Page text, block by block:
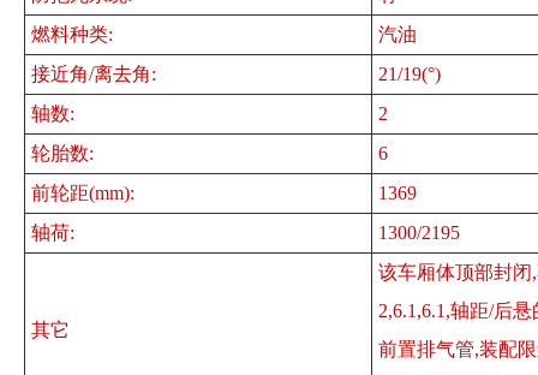
燃料种类:
汽油
接近角/离去角:
21/19(°)
轴数:
2
轮胎数:
6
前轮距(mm):
1369
轴荷:
1300/2195
其它
该车厢体顶部封闭
2,6.1,6.1,轴距/后
前置排气管,装配